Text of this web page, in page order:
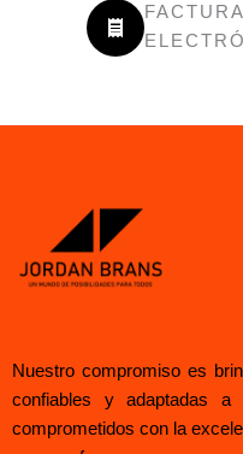
Nuestro compromiso es
confiables y adaptadas a
comprometidos con la